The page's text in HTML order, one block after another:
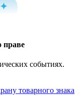
праве
событиях.
товарного знака